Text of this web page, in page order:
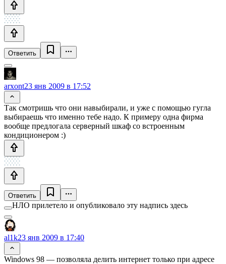
Ответить
arxont23 янв 2009 в 17:52
Так смотришь что они навыбирали, и уже с помощью гугла
выбираешь что именно тебе надо. К примеру одна фирма
вообще предлогала серверный шкаф со встроенным
кондиционером :)
Ответить
НЛО прилетело и опубликовало эту надпись здесь
al1k23 янв 2009 в 17:40
Windows 98 — позволяла делить интернет только при адресе